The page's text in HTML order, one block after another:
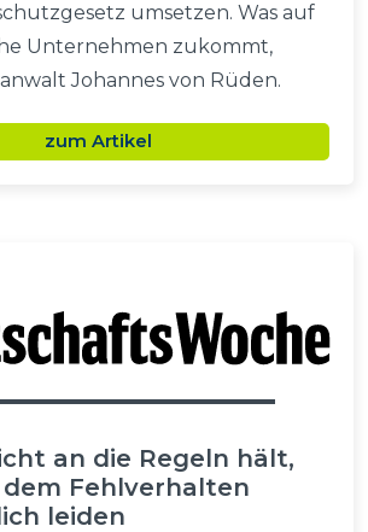
umsetzen. Was auf
Unternehmen zukommt,
Johannes von Rüden.
zum Artikel
an die Regeln hält,
Fehlverhalten
leiden